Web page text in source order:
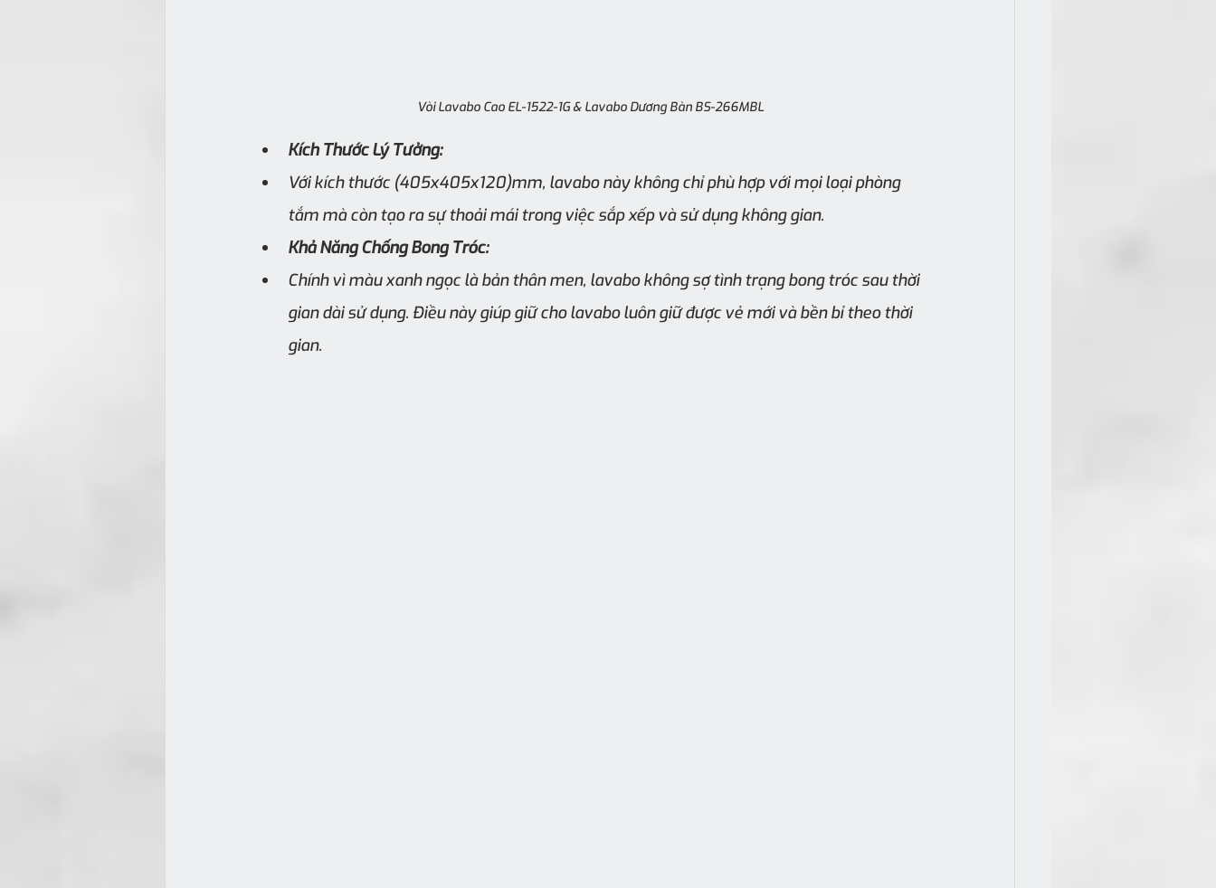
Vòi Lavabo Cao EL-1522-1G & Lavabo Dương Bàn BS-266MBL
Kích Thước Lý Tưởng:
Với kích thước (405x405x120)mm, lavabo này không chỉ phù hợp với mọi loại phòng
tắm mà còn tạo ra sự thoải mái trong việc sắp xếp và sử dụng không gian.
Khả Năng Chống Bong Tróc:
Chính vì màu xanh ngọc là bản thân men, lavabo không sợ tình trạng bong tróc sau thời
gian dài sử dụng. Điều này giúp giữ cho lavabo luôn giữ được vẻ mới và bền bỉ theo thời
gian.